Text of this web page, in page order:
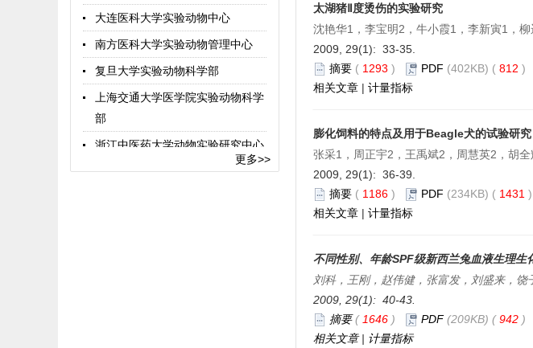
中国比较医学杂志
中国图书馆分类法
术语在线
大连医科大学实验动物中心
南方医科大学实验动物管理中心
复旦大学实验动物科学部
上海交通大学医学院实验动物科学
部
浙江中医药大学动物实验研究中心
广东省医学实验动物中心
更多>>
太湖猪Ⅱ度烫伤的实验研究
沈艳华1，李宝明2，牛小霞1，李新寅1，
2009, 29(1): 33-35.
摘要 ( 1293 ) PDF (402KB) ( 812 )
相关文章 | 计量指标
膨化饲料的特点及用于Beagle犬的试验研究
张采1，周正宇2，王禹斌2，周慧英2，胡
2009, 29(1): 36-39.
摘要 ( 1186 ) PDF (234KB) ( 1431 )
相关文章 | 计量指标
不同性别、年龄SPF级新西兰兔血液生理生
刘科，王刚，赵伟健，张富发，刘盛来，饶
2009, 29(1): 40-43.
摘要( 1646 ) PDF(209KB) (942 )
相关文章| 计量指标